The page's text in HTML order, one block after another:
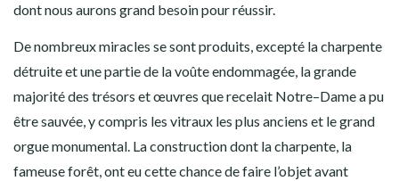
dont nous aurons grand besoin pour réussir.
De nombreux miracles se sont produits, excepté la charpente
détruite et une partie de la voûte endommagée, la grande
majorité des trésors et œuvres que recelait Notre–Dame a pu
être sauvée, y compris les vitraux les plus anciens et le grand
orgue monumental. La construction dont la charpente, la
fameuse forêt, ont eu cette chance de faire l’objet avant